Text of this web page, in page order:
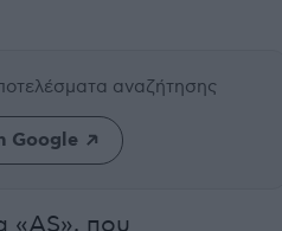
αναζήτησης
Google
«AS», που